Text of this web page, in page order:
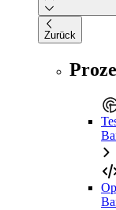
Zurück